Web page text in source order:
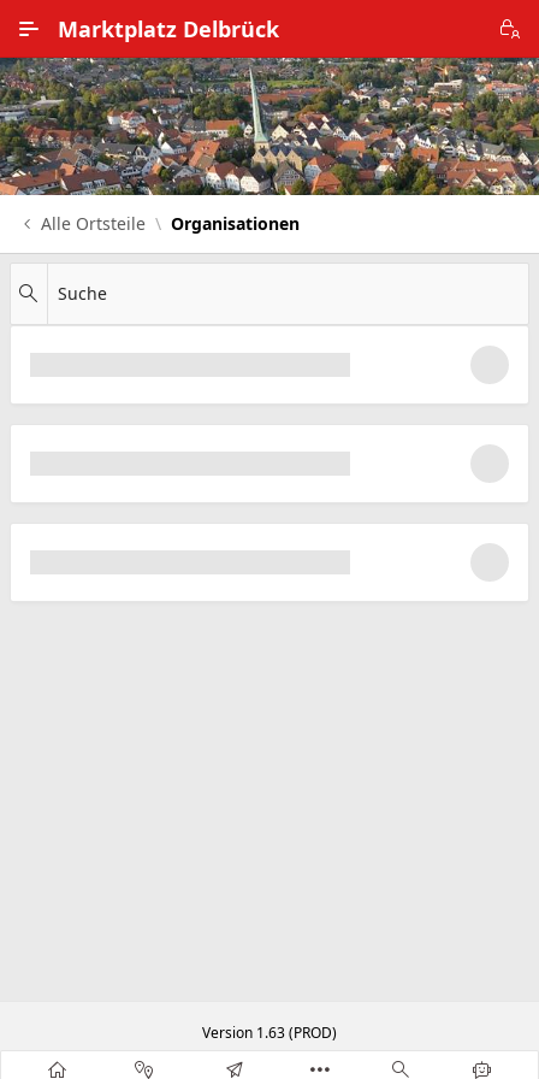
Marktplatz Delbrück
Alle Ortsteile
Impressum
Datenschutz
Alle Ortsteile Organisationen
Suche
Version 1.63 (PROD)